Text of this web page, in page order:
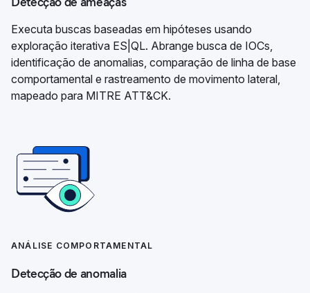
Executa buscas baseadas em hipóteses usando
exploração iterativa ES|QL. Abrange busca de IOCs,
identificação de anomalias, comparação de linha de base
comportamental e rastreamento de movimento lateral,
mapeado para MITRE ATT&CK.
ANÁLISE COMPORTAMENTAL
Detecção de anomalia